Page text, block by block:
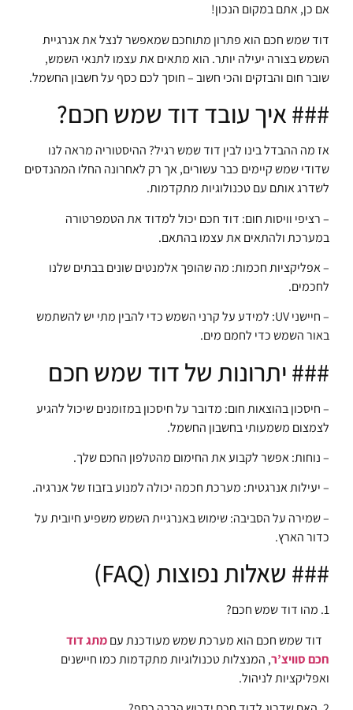
אם כן, אתם במקום הנכון!
דוד שמש חכם הוא פתרון מתוחכם שמאפשר לנצל את אנרגיית
השמש בצורה יעילה יותר. הוא מתאים את עצמו לתנאי השמש,
שובר חום והבזקים והכי חשוב – חוסך לכם כסף על חשבון החשמל.
### איך עובד דוד שמש חכם?
אז מה ההבדל בינו לבין דוד שמש רגיל? ההיסטוריה מראה לנו
שדודי שמש קיימים כבר עשורים, אך רק לאחרונה החלו המהנדסים
לשדרג אותם עם טכנולוגיות מתקדמות.
– רציפי וויסות חום: דוד חכם יכול למדוד את הטמפרטורה
במערכת ולהתאים את עצמו בהתאם.
– אפליקציות חכמות: מה שהופך אלמנטים שונים בבתים שלנו
לחכמים.
– חיישני UV: למידע על קרני השמש כדי להבין מתי יש להשתמש
באור השמש כדי לחמם מים.
### יתרונות של דוד שמש חכם
– חיסכון בהוצאות חום: מדובר על חיסכון במזומנים שיכול להגיע
לצמצום משמעותי בחשבון החשמל.
– נוחות: אפשר לקבוע את החימום מהטלפון החכם שלך.
– יעילות אנרגטית: מערכת חכמה יכולה למנוע בזבוז של אנרגיה.
– שמירה על הסביבה: שימוש באנרגיית השמש משפיע חיובית על
כדור הארץ.
### שאלות נפוצות (FAQ)
1. מהו דוד שמש חכם?
דוד שמש חכם הוא מערכת שמש מעודכנת עםמתג דוד
חכם סוויצ’ר, המנצלות טכנולוגיות מתקדמות כמו חיישנים
ואפליקציות לניהול.